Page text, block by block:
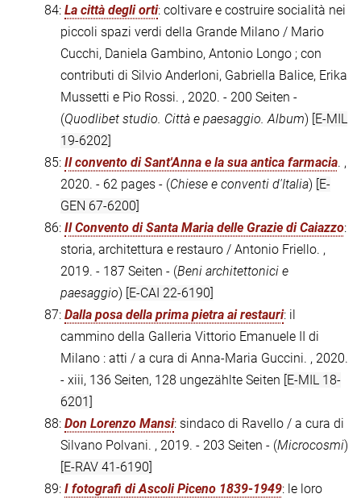
84: La città degli orti: coltivare e costruire socialità nei
piccoli spazi verdi della Grande Milano / Mario
Cucchi, Daniela Gambino, Antonio Longo ; con
contributi di Silvio Anderloni, Gabriella Balice, Erika
Mussetti e Pio Rossi. , 2020. - 200 Seiten -
(Quodlibet studio. Città e paesaggio. Album) [E-MIL
19-6202]
85: Il convento di Sant'Anna e la sua antica farmacia. ,
2020. - 62 pages - (Chiese e conventi d'Italia) [E-
GEN 67-6200]
86: Il Convento di Santa Maria delle Grazie di Caiazzo:
storia, architettura e restauro / Antonio Friello. ,
2019. - 187 Seiten - (Beni architettonici e
paesaggio) [E-CAI 22-6190]
87: Dalla posa della prima pietra ai restauri: il
cammino della Galleria Vittorio Emanuele II di
Milano : atti / a cura di Anna-Maria Guccini. , 2020.
- xiii, 136 Seiten, 128 ungezählte Seiten [E-MIL 18-
6201]
88: Don Lorenzo Mansi: sindaco di Ravello / a cura di
Silvano Polvani. , 2019. - 203 Seiten - (Microcosmi)
[E-RAV 41-6190]
89: I fotografi di Ascoli Piceno 1839-1949: le loro